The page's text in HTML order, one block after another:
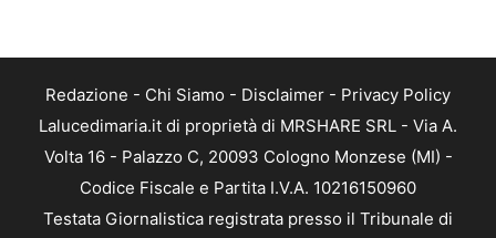
Redazione - Chi Siamo - Disclaimer - Privacy Policy
Lalucedimaria.it di proprietà di MRSHARE SRL - Via A.
Volta 16 - Palazzo C, 20093 Cologno Monzese (MI) -
Codice Fiscale e Partita I.V.A. 10216150960
Testata Giornalistica registrata presso il Tribunale di